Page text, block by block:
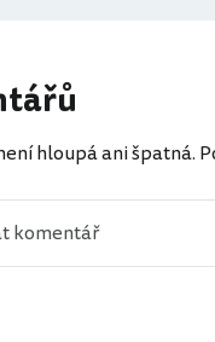
hloupá ani špatná.